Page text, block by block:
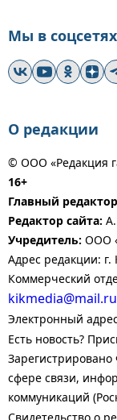
Мы в соцсетях
О редакции
© ООО «Редакция
16+
Главный
Редактор сайта:
Учредитель: ООО
Адрес редакции: г.
Коммерческий
kikmedia@mail.ru
Электронный
Есть новость?
сфере связи,
коммуникаций